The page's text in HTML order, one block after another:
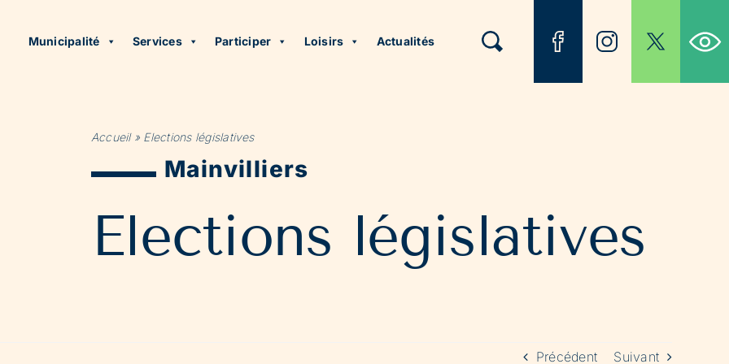
Municipalité Services Participer Loisirs Actualités
Accueil» Elections législatives
Mainvilliers
Elections législatives
Précédent Suivant